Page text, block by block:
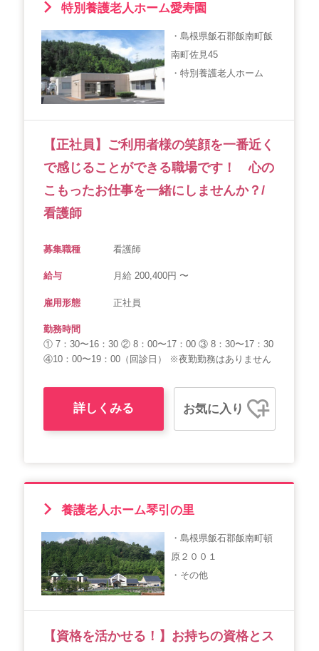
特別養護老人ホーム愛寿園
・島根県飯石郡飯南町飯
南町佐見45
・特別養護老人ホーム
【正社員】ご利用者様の笑顔を一番近く
で感じることができる職場です！ 心の
こもったお仕事を一緒にしませんか？/
看護師
募集職種 看護師
給与 月給 200,400円 〜
雇用形態 正社員
勤務時間
① 7：30〜16：30 ② 8：00〜17：00 ③ 8：30〜17：30
④10：00〜19：00（回診日） ※夜勤勤務はありません
詳しくみる お気に入り
養護老人ホーム琴引の里
・島根県飯石郡飯南町頓
原２００１
・その他
【資格を活かせる！】お持ちの資格とス